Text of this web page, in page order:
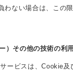
わない場合は、この
）その他の技術の利用
サービスは、Cookie